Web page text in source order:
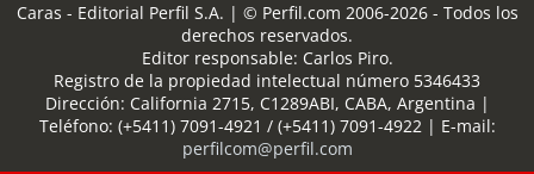
Caras - Editorial Perfil S.A. | © Perfil.com 2006-2026 - Todos los
derechos reservados.
Editor responsable: Carlos Piro.
Registro de la propiedad intelectual número 5346433
Dirección: California 2715, C1289ABI, CABA, Argentina |
Teléfono: (+5411) 7091-4921 / (+5411) 7091-4922| E-mail:
perfilcom@perfil.com